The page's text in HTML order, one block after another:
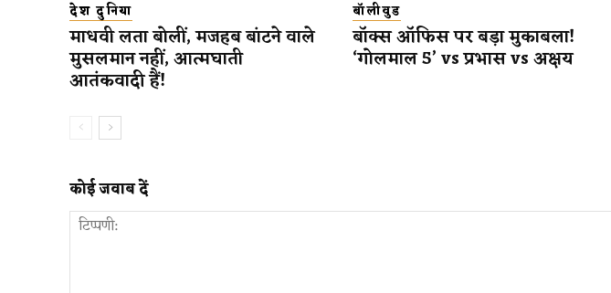
देश दुनिया
माधवी लता बोलीं, मजहब बांटने वाले
मुसलमान नहीं, आत्मघाती
आतंकवादी हैं!
बॉलीवुड
बॉक्स ऑफिस पर बड़ा मुकाबला!
‘गोलमाल 5’ vs प्रभास vs अक्षय
कोई जवाब दें